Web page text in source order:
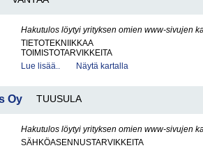
Hakutulos löytyi yrityksen omien www-sivujen
TIETOTEKNIIKKAA
TOIMISTOTARVIKKEITA
Lue lisää..
Näytä kartalla
Oy TUUSULA
Hakutulos löytyi yrityksen omien www-sivujen
SÄHKÖASENNUSTARVIKKEITA